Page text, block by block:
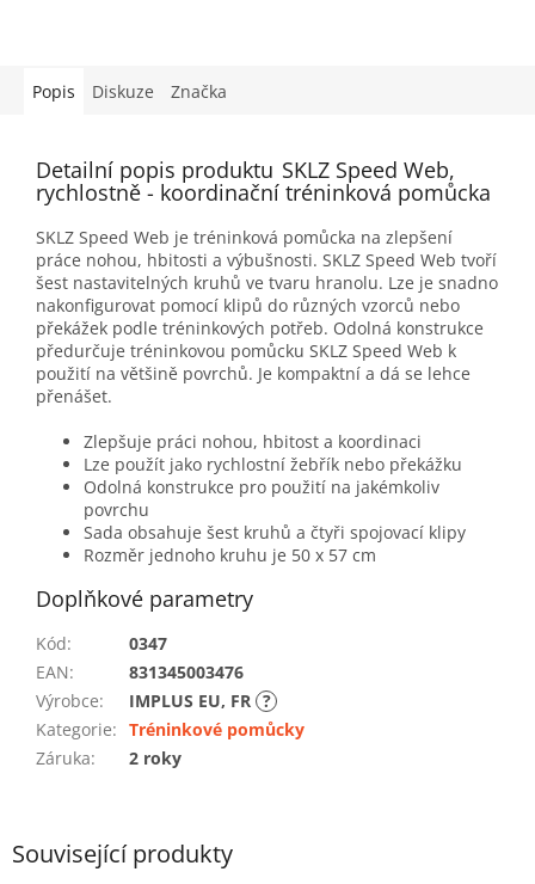
Související produkty
Popis Diskuze Značka
Detailní popis produktu SKLZ Speed Web,
rychlostně - koordinační tréninková pomůcka
SKLZ Speed Web je tréninková pomůcka na zlepšení
práce nohou, hbitosti a výbušnosti. SKLZ Speed Web tvoří
šest nastavitelných kruhů ve tvaru hranolu. Lze je snadno
nakonfigurovat pomocí klipů do různých vzorců nebo
překážek podle tréninkových potřeb. Odolná konstrukce
předurčuje tréninkovou pomůcku SKLZ Speed Web k
použití na většině povrchů. Je kompaktní a dá se lehce
přenášet.
Zlepšuje práci nohou, hbitost a koordinaci
Lze použít jako rychlostní žebřík nebo překážku
Odolná konstrukce pro použití na jakémkoliv
povrchu
Sada obsahuje šest kruhů a čtyři spojovací klipy
Rozměr jednoho kruhu je 50 x 57 cm
Doplňkové parametry
Kód:
0347
EAN:
831345003476
Výrobce: IMPLUS EU, FR ?
Kategorie: Tréninkové pomůcky
Záruka: 2 roky